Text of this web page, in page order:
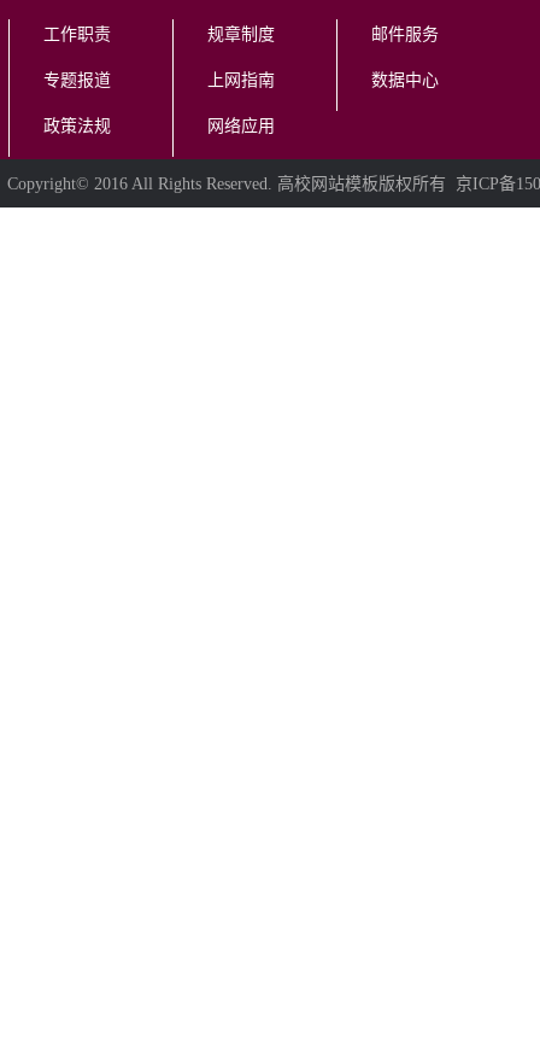
工作职责
专题报道
政策法规
规章制度
上网指南
网络应用
邮件服务
数据中心
Copyright© 2016 All Rights Reserved. 高校网站模板版权所有 京ICP备